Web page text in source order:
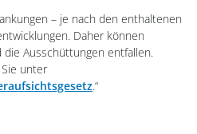
– je nach den enthaltenen
Daher können
Ausschüttungen entfallen.
unter
.“